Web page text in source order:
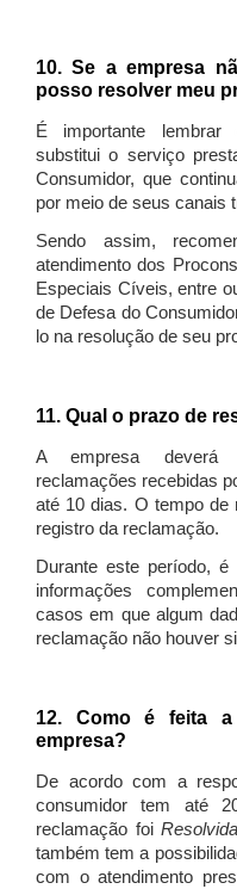
10. Se a empresa
posso resolver meu
É importante lembrar
substitui o serviço
Consumidor, que
por meio de seus canais
Sendo assim,
atendimento dos
Especiais Cíveis, entre
de Defesa do
lo na resolução de seu
11. Qual o prazo de
A empresa deverá
reclamações recebidas
até 10 dias. O tempo de
registro da reclamação.
Durante este período,
informações
casos em que algum
reclamação não houver
12. Como é feita
empresa?
De acordo com a
consumidor tem até
reclamação foiResolvida
também tem a
com o atendimento